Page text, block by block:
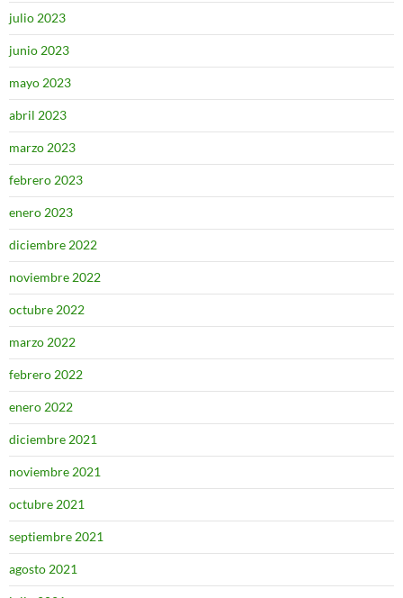
julio 2023
junio 2023
mayo 2023
abril 2023
marzo 2023
febrero 2023
enero 2023
diciembre 2022
noviembre 2022
octubre 2022
marzo 2022
febrero 2022
enero 2022
diciembre 2021
noviembre 2021
octubre 2021
septiembre 2021
agosto 2021